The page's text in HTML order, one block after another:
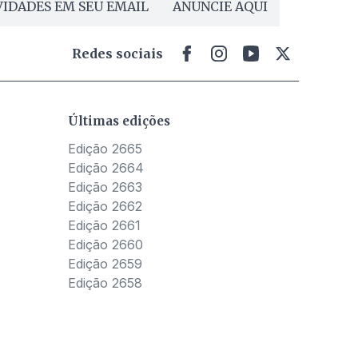
EM SEU EMAIL ANUNCIE AQUI
Redes sociais
Últimas edições
Edição 2665
Edição 2664
Edição 2663
Edição 2662
Edição 2661
Edição 2660
Edição 2659
Edição 2658